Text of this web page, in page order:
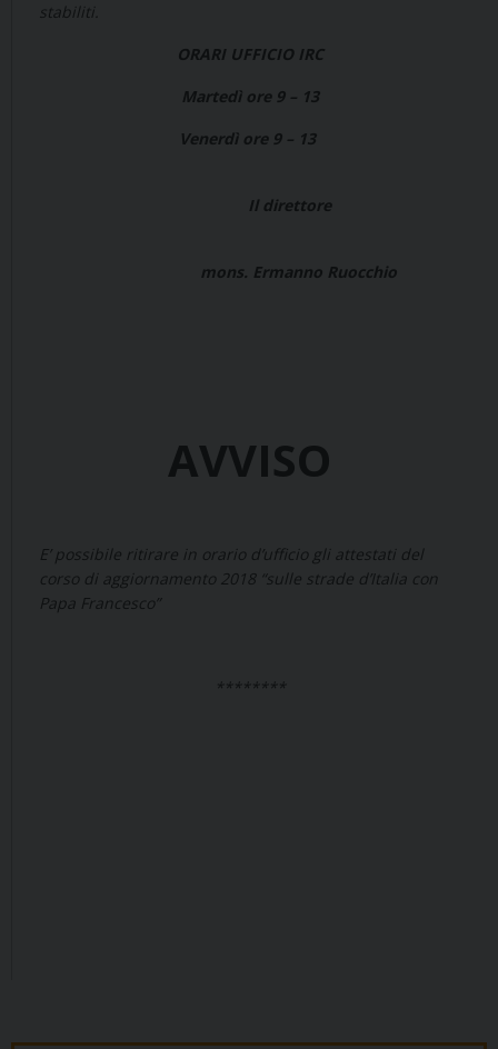
stabiliti.
ORARI UFFICIO IRC
Martedì ore 9 – 13
Venerdì ore 9 – 13
Il direttore
mons. Ermanno Ruocchio
AVVISO
E’ possibile ritirare in orario d’ufficio gli attestati del
corso di aggiornamento 2018 “sulle strade d’Italia con
Papa Francesco”
********